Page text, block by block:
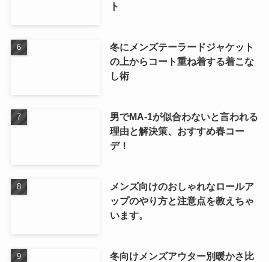
ト
冬にメンズテーラードジャケット
の上からコート重ね着する着こな
し術
男でMA-1が似合わないと言われる
理由と解決策、おすすめ春コー
デ！
メンズ向けのおしゃれなロールア
ップのやり方と注意点を教えちゃ
います。
冬向けメンズアウター別暖かさ比